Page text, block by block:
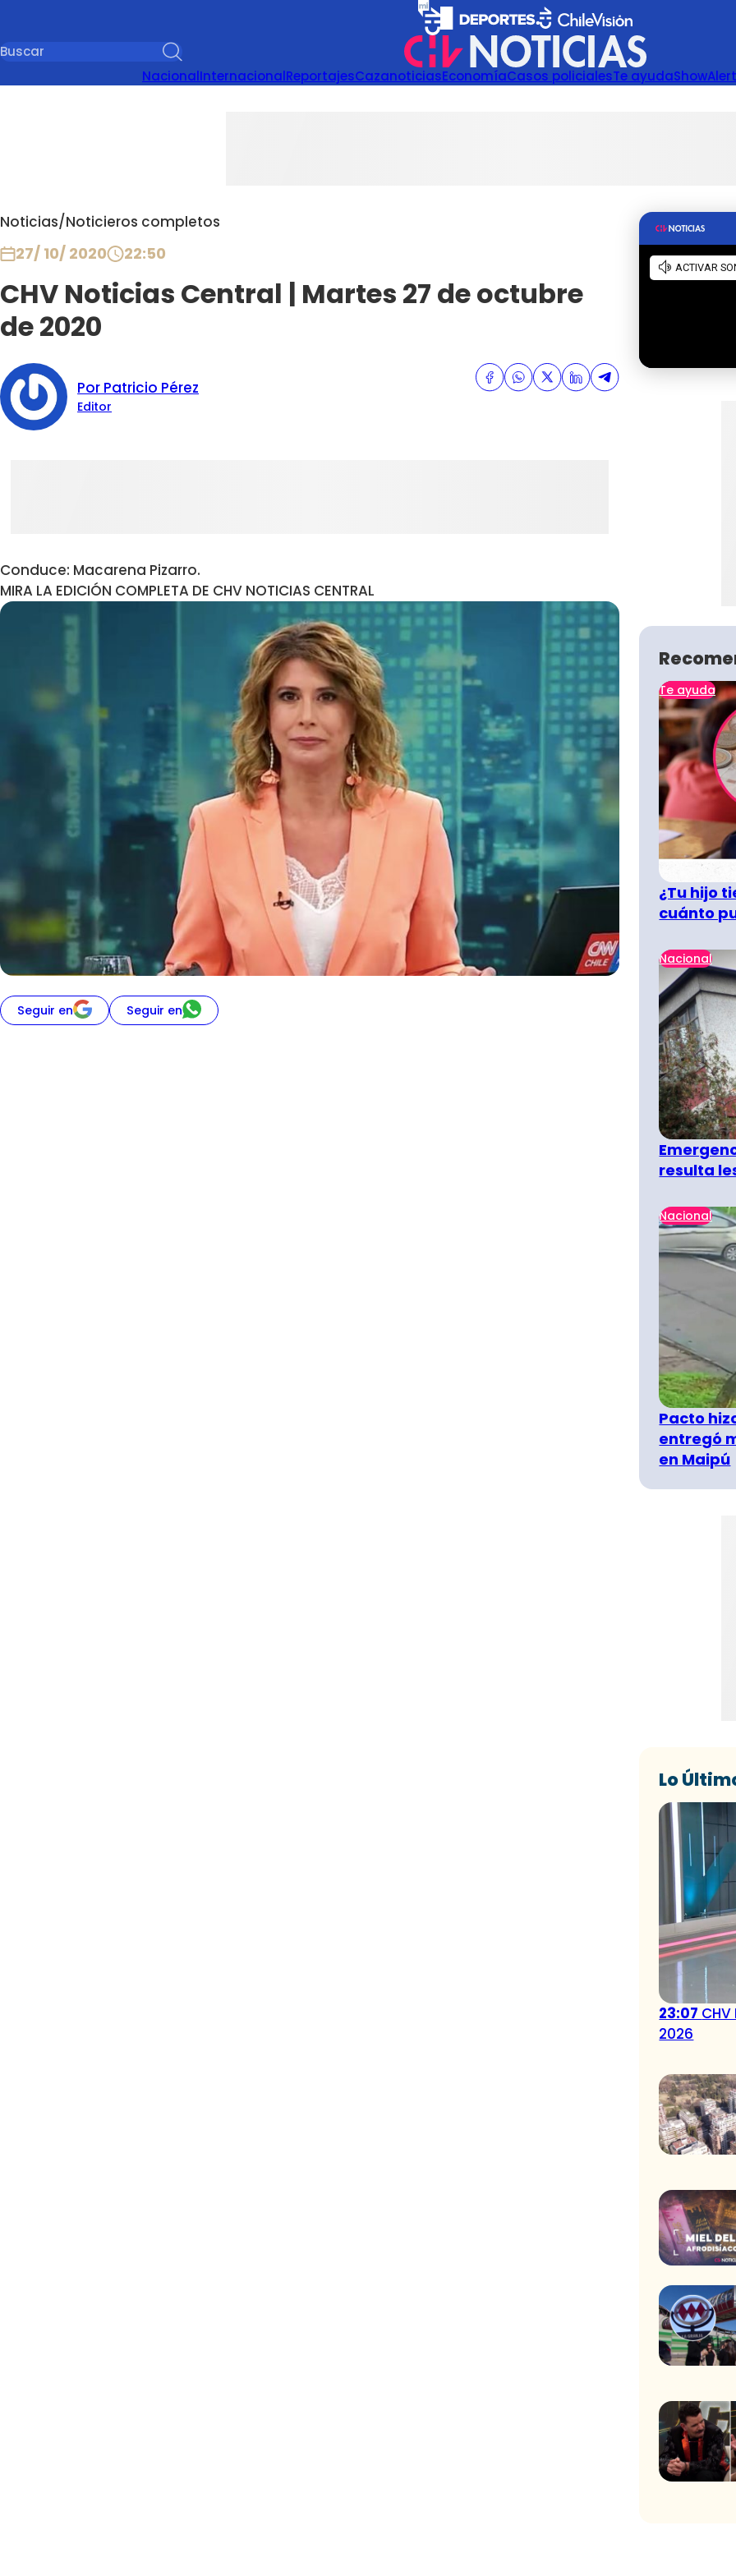
NacionalInternacionalReportajesCazanoticiasEconomíaCasos policialesTe ayudaShow
Noticias/Noticieros completos
27/ 10/ 2020 22:50
CHV Noticias Central | Martes 27 de octubre
de 2020
Por Patricio Pérez
Editor
Conduce: Macarena Pizarro.
MIRA LA EDICIÓN COMPLETA DE CHV NOTICIAS CENTRAL
Seguir en Seguir en
Te ayuda
¿Tu hijo
cuánto
Nacional
resulta
Nacional
Pacto
entregó
en Maipú
Lo
23:07
2026